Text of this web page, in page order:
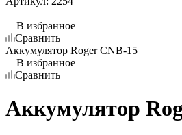
В избранное
Сравнить
Аккумулятор Roger CNB-15
В избранное
Сравнить
Аккумулятор